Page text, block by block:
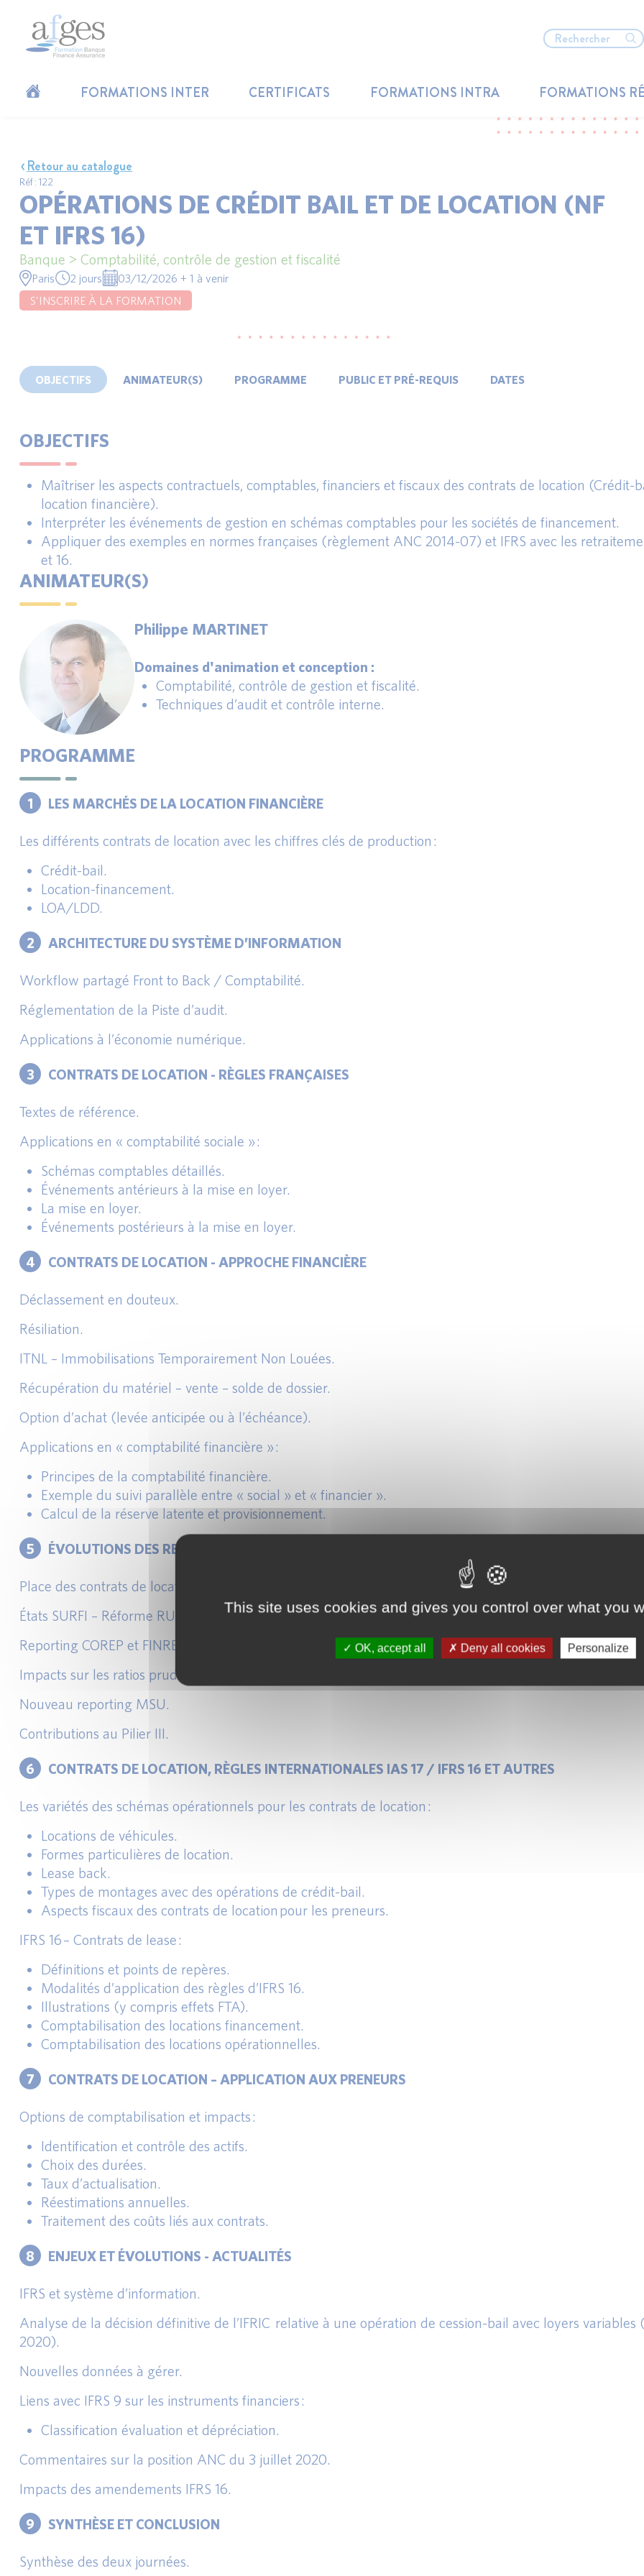
FORMATIONS INTER CERTIFICATS FORMATIONS INTRA FORMATIONS
Retour au catalogue
Réf : 122
OPÉRATIONS DE CRÉDIT BAIL ET DE LOCATION (NF
ET IFRS 16)
Banque > Comptabilité, contrôle de gestion et fiscalité
Paris 2 jours
03/12/2026 + 1 à venir
S'INSCRIRE À LA FORMATION
OBJECTIFS ANIMATEUR(S) PROGRAMME PUBLIC ET PRÉ-REQUIS DATES
OBJECTIFS
Maîtriser les aspects contractuels, comptables, financiers et fiscaux des contrats de location (Crédit-
location financière).
Interpréter les événements de gestion en schémas comptables pour les sociétés de financement.
Appliquer des exemples en normes françaises (règlement ANC 2014-07) et IFRS avec les
et 16.
ANIMATEUR(S)
Philippe MARTINET
Domaines d'animation et conception :
Comptabilité, contrôle de gestion et fiscalité.
Techniques d’audit et contrôle interne.
PROGRAMME
1 LES MARCHÉS DE LA LOCATION FINANCIÈRE
Les différents contrats de location avec les chiffres clés de production :
Crédit-bail.
Location-financement.
LOA/LDD.
2 ARCHITECTURE DU SYSTÈME D’INFORMATION
Workflow partagé Front to Back / Comptabilité.
Réglementation de la Piste d’audit.
Applications à l’économie numérique.
3 CONTRATS DE LOCATION - RÈGLES FRANÇAISES
Textes de référence.
Applications en « comptabilité sociale » :
Schémas comptables détaillés.
Événements antérieurs à la mise en loyer.
La mise en loyer.
Événements postérieurs à la mise en loyer.
4 CONTRATS DE LOCATION - APPROCHE FINANCIÈRE
Déclassement en douteux.
Résiliation.
ITNL – Immobilisations Temporairement Non Louées.
Récupération du matériel – vente – solde de dossier.
Option d’achat (levée anticipée ou à l’échéance).
Applications en « comptabilité financière » :
Principes de la comptabilité financière.
Exemple du suivi parallèle entre « social » et « financier ».
Calcul de la réserve latente et provisionnement.
5 ÉVOLUTIONS DES REPORTINGS RÉGLEMENTAIRES
Place des contrats de location dans le déclaratif réglementaire.
États SURFI – Réforme RUBA
Reporting COREP et FINREP.
Impacts sur les ratios prudentiels : solvabilité, liquidité.
Nouveau reporting MSU.
Contributions au Pilier III.
6 CONTRATS DE LOCATION, RÈGLES INTERNATIONALES IAS 17 / IFRS 16 ET AUTRES
Les variétés des schémas opérationnels pour les contrats de location :
Locations de véhicules.
Formes particulières de location.
Lease back.
Types de montages avec des opérations de crédit-bail.
Aspects fiscaux des contrats de location pour les preneurs.
IFRS 16 – Contrats de lease :
Définitions et points de repères.
Modalités d’application des règles d’IFRS 16.
Illustrations (y compris effets FTA).
Comptabilisation des locations financement.
Comptabilisation des locations opérationnelles.
7 CONTRATS DE LOCATION – APPLICATION AUX PRENEURS
Options de comptabilisation et impacts :
Identification et contrôle des actifs.
Choix des durées.
Taux d’actualisation.
Réestimations annuelles.
Traitement des coûts liés aux contrats.
8 ENJEUX ET ÉVOLUTIONS - ACTUALITÉS
IFRS et système d’information.
Analyse de la décision définitive de l’IFRIC relative à une opération de cession-bail avec loyers variables
2020).
Nouvelles données à gérer.
Liens avec IFRS 9 sur les instruments financiers :
Classification évaluation et dépréciation.
Commentaires sur la position ANC du 3 juillet 2020.
Impacts des amendements IFRS 16.
9 SYNTHÈSE ET CONCLUSION
Synthèse des deux journées.
This site uses cookies and gives you control over what you
OK, accept all Deny all cookies Personalize